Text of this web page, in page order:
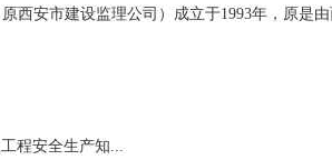
西安市建设监理公司）成立于1993年，原是
程安全生产知...